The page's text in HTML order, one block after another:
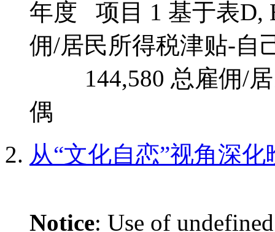
年度 项目 1 基于表D,
佣/居民所得
144,580 总雇佣/居
偶
从“文化自恋”视角深
Notice: Use of